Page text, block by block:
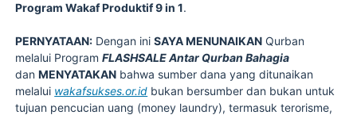
Program Wakaf Produktif 9 in 1.
PERNYATAAN: Dengan iniSAYA MENUNAIKAN Qurban
melalui ProgramFLASHSALE Antar Qurban Bahagia
danMENYATAKAN bahwa sumber dana yang ditunaikan
melalui wakafsukses.or.id bukan bersumber dan bukan untuk
tujuan pencucian uang (money laundry), termasuk terorisme,